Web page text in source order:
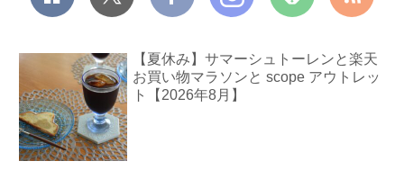
【夏休み】サマーシュトーレンと楽天
お買い物マラソンと scope アウトレッ
ト【2026年8月】